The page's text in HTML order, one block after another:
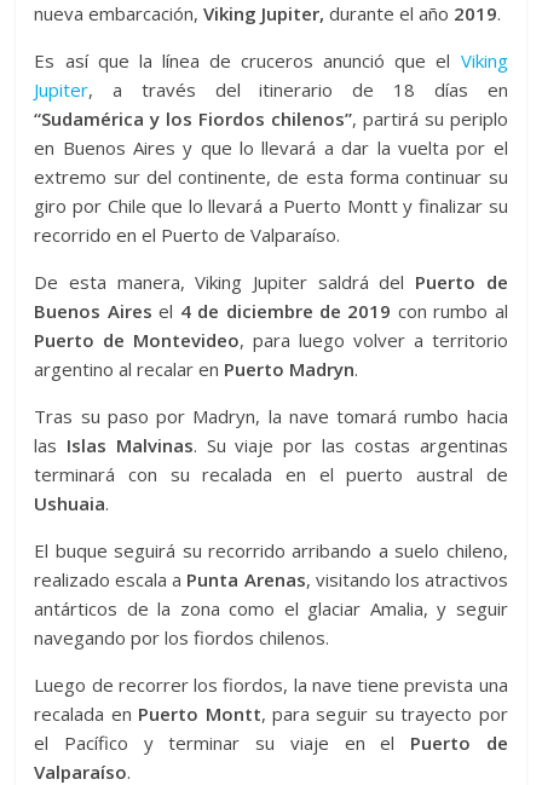
nueva embarcación,Viking Jupiter, durante el año 2019.
Es así que la línea de cruceros anunció que el Viking
Jupiter, a través del itinerario de 18 días en
“Sudamérica y los Fiordos chilenos”, partirá su periplo
en Buenos Aires y que lo llevará a dar la vuelta por el
extremo sur del continente, de esta forma continuar su
giro por Chile que lo llevará a Puerto Montt y finalizar su
recorrido en el Puerto de Valparaíso.
De esta manera, Viking Jupiter saldrá del Puerto de
Buenos Aires el 4 de diciembre de 2019 con rumbo al
Puerto de Montevideo, para luego volver a territorio
argentino al recalar en Puerto Madryn.
Tras su paso por Madryn, la nave tomará rumbo hacia
las Islas Malvinas. Su viaje por las costas argentinas
terminará con su recalada en el puerto austral de
Ushuaia.
El buque seguirá su recorrido arribando a suelo chileno,
realizado escala a Punta Arenas, visitando los atractivos
antárticos de la zona como el glaciar Amalia, y seguir
navegando por los fiordos chilenos.
Luego de recorrer los fiordos, la nave tiene prevista una
recalada en Puerto Montt, para seguir su trayecto por
el Pacífico y terminar su viaje en el Puerto de
Valparaíso.